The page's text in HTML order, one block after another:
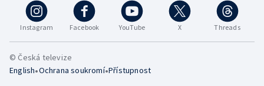
Instagram Facebook YouTube X Threads
© Česká televize
English•Ochrana soukromí•Přístupnost